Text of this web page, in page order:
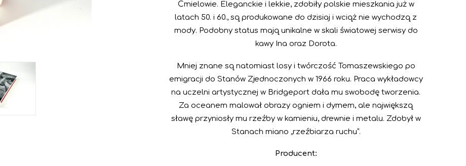
Ćmielowie. Eleganckie i lekkie, zdobiły polskie mieszkania już w
latach 50. i 60., są produkowane do dzisiaj i wciąż nie wychodzą z
mody. Podobny status mają unikalne w skali światowej serwisy do
kawy Ina oraz Dorota.
Mniej znane są natomiast losy i twórczość Tomaszewskiego po
emigracji do Stanów Zjednoczonych w 1966 roku. Praca wykładowcy
na uczelni artystycznej w Bridgeport dała mu swobodę tworzenia.
Za oceanem malował obrazy ogniem i dymem, ale największą
sławę przyniosły mu rzeźby w kamieniu, drewnie i metalu. Zdobył w
Stanach miano „rzeźbiarza ruchu”.
Producent: